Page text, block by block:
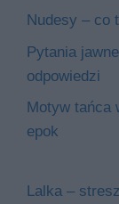
Nudesy – co
Pytania
odpowiedzi
Motyw tańca
epok
Lalka –